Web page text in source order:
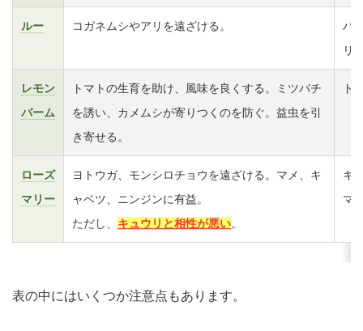
ルー コガネムシやアリを遠ざける。
バ
リ
レモン
バーム
トマトの生育を助け、風味を良くする。ミツバチ
を誘い、カメムシが寄りつくのを防ぐ。益虫を引
き寄せる。
ト
ローズ
マリー
ヨトウガ、モンシロチョウを遠ざける。マメ、キ
ャベツ、ニンジンに有益。
ただし、 キュウリと相性が悪い。
キ
マ
表の中にはいくつか注意点もあります。